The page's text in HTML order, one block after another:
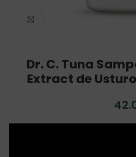
Dr. C. Tuna
Extract de